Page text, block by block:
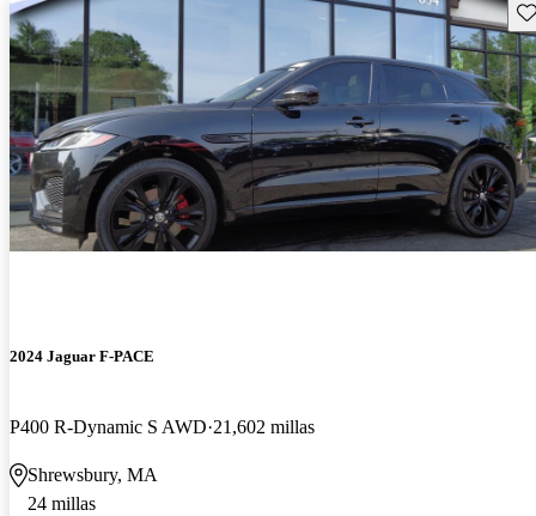
2024 Jaguar F-PACE
P400 R-Dynamic S AWD 21,602 millas
Shrewsbury, MA
24 millas